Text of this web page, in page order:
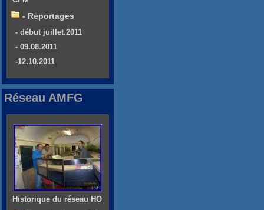
- Reportages
- début juillet.2011
- 09.08.2011
-12.10.2011
Réseau AMFG
Historique du réseau HO